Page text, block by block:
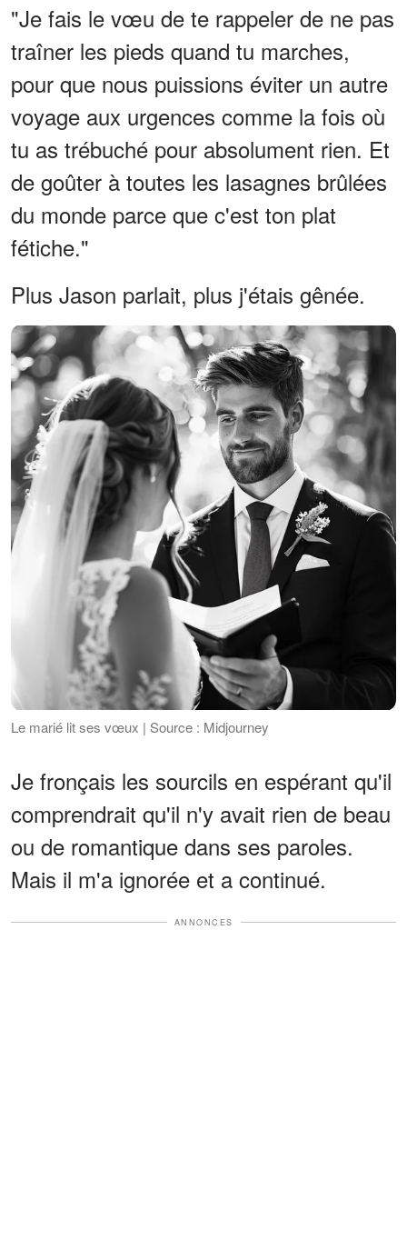
"Je fais le vœu de te rappeler de ne pas
traîner les pieds quand tu marches,
pour que nous puissions éviter un autre
voyage aux urgences comme la fois où
tu as trébuché pour absolument rien. Et
de goûter à toutes les lasagnes brûlées
du monde parce que c'est ton plat
fétiche."
Plus Jason parlait, plus j'étais gênée.
Le marié lit ses vœux | Source : Midjourney
Je fronçais les sourcils en espérant qu'il
comprendrait qu'il n'y avait rien de beau
ou de romantique dans ses paroles.
Mais il m'a ignorée et a continué.
ANNONCES